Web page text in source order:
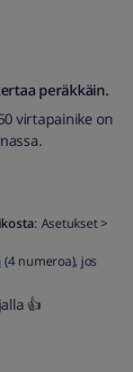
peräkkäin.
virtapainike on
: Asetukset >
(4 numeroa), jos
👍